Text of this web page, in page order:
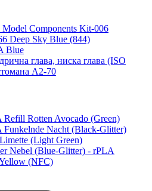
Components Kit-006
Deep Sky Blue (844)
Blue
глава, ниска глава (ISO
A2-70
Rotten Avocado (Green)
Nacht (Black-Glitter)
(Light Green)
Nebel (Blue-Glitter) - rPLA
(NFC)